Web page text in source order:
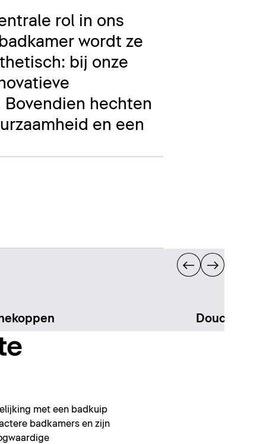
rol in ons
wordt ze
bij onze
hechten
en een
met een badkuip
badkamers en zijn